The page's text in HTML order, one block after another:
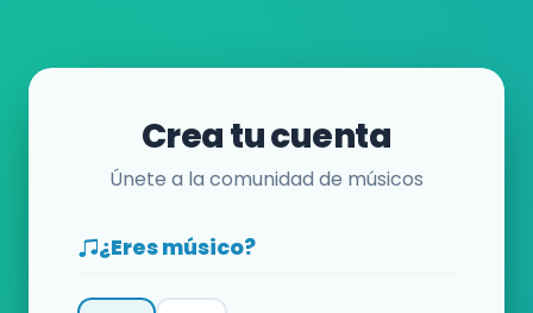
Crea tu cuenta
Únete a la comunidad de músicos
¿Eres músico?